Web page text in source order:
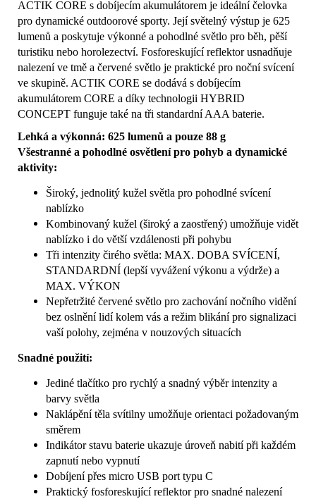
ACTIK CORE s dobíjecím akumulátorem je ideální čelovka
pro dynamické outdoorové sporty. Její světelný výstup je 625
lumenů a poskytuje výkonné a pohodlné světlo pro běh, pěší
turistiku nebo horolezectví. Fosforeskující reflektor usnadňuje
nalezení ve tmě a červené světlo je praktické pro noční svícení
ve skupině. ACTIK CORE se dodává s dobíjecím
akumulátorem CORE a díky technologii HYBRID
CONCEPT funguje také na tři standardní AAA baterie.
Lehká a výkonná: 625 lumenů a pouze 88 g
Všestranné a pohodlné osvětlení pro pohyb a dynamické
aktivity:
Široký, jednolitý kužel světla pro pohodlné svícení
nablízko
Kombinovaný kužel (široký a zaostřený) umožňuje vidět
nablízko i do větší vzdálenosti při pohybu
Tři intenzity čirého světla: MAX. DOBA SVÍCENÍ,
STANDARDNÍ (lepší vyvážení výkonu a výdrže) a
MAX. VÝKON
Nepřetržité červené světlo pro zachování nočního vidění
bez oslnění lidí kolem vás a režim blikání pro signalizaci
vaší polohy, zejména v nouzových situacích
Snadné použití:
Jediné tlačítko pro rychlý a snadný výběr intenzity a
barvy světla
Naklápění těla svítilny umožňuje orientaci požadovaným
směrem
Indikátor stavu baterie ukazuje úroveň nabití při každém
zapnutí nebo vypnutí
Dobíjení přes micro USB port typu C
Praktický fosforeskující reflektor pro snadné nalezení